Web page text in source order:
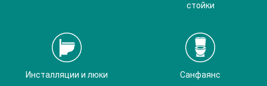
стойки
Инсталляции и люки Санфаянс